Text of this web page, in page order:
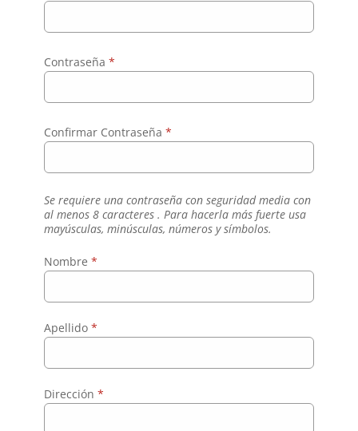
Contraseña *
Confirmar Contraseña *
Se requiere una contraseña con seguridad media con
al menos 8 caracteres . Para hacerla más fuerte usa
mayúsculas, minúsculas, números y símbolos.
Nombre *
Apellido *
Dirección *